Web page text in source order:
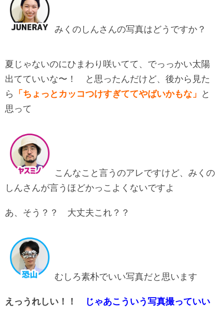
みくのしんさんの写真はどうですか？
夏じゃないのにひまわり咲いてて、でっっかい太陽
出てていいな〜！ と思ったんだけど、後から見た
ら
「 ちょっとカッコつけすぎててやばいかもな」
と
思って
こんなこと言うのアレですけど、みくの
しんさんが言うほどかっこよくないですよ
あ、そう？？ 大丈夫これ？？
むしろ素朴でいい写真だと思います
えっうれしい！！
じゃあこういう写真撮っていい